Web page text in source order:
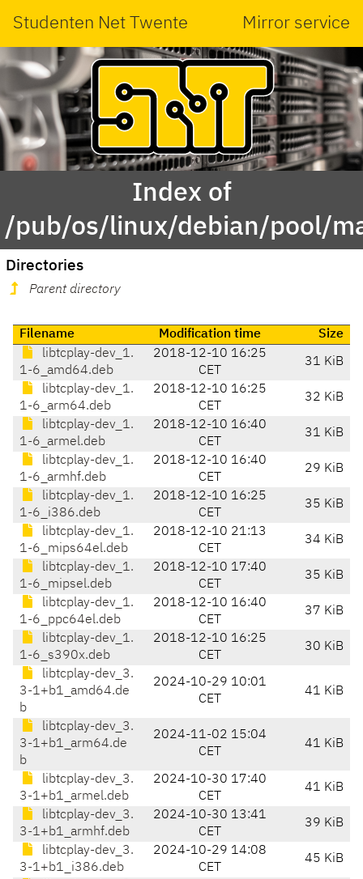
Studenten Net Twente Mirror service
Index of
/pub/os/linux/debian/pool/
Directories
Parent directory
Filename Modification time
Size
libtcplay-dev_1.
1-6_amd64.deb
2018-12-10 16:25
CET
31 KiB
libtcplay-dev_1.
1-6_arm64.deb
2018-12-10 16:25
CET
32 KiB
libtcplay-dev_1.
1-6_armel.deb
2018-12-10 16:40
CET
31 KiB
libtcplay-dev_1.
1-6_armhf.deb
2018-12-10 16:40
CET
29 KiB
libtcplay-dev_1.
1-6_i386.deb
2018-12-10 16:25
CET
35 KiB
libtcplay-dev_1.
1-6_mips64el.deb
2018-12-10 21:13
CET
34 KiB
libtcplay-dev_1.
1-6_mipsel.deb
2018-12-10 17:40
CET
35 KiB
libtcplay-dev_1.
1-6_ppc64el.deb
2018-12-10 16:40
CET
37 KiB
libtcplay-dev_1.
1-6_s390x.deb
2018-12-10 16:25
CET
30 KiB
libtcplay-dev_3.
3-1+b1_amd64.de
b
2024-10-29 10:01
CET
41 KiB
libtcplay-dev_3.
3-1+b1_arm64.de
b
2024-11-02 15:04
CET
41 KiB
libtcplay-dev_3.
3-1+b1_armel.deb
2024-10-30 17:40
CET
41 KiB
libtcplay-dev_3.
3-1+b1_armhf.deb
2024-10-30 13:41
CET
39 KiB
libtcplay-dev_3.
3-1+b1_i386.deb
2024-10-29 14:08
CET
45 KiB